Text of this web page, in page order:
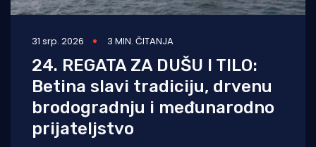
31 srp. 2026 3 MIN. ČITANJA
24. REGATA ZA DUŠU I TILO:
Betina slavi tradiciju, drvenu
brodogradnju i međunarodno
prijateljstvo